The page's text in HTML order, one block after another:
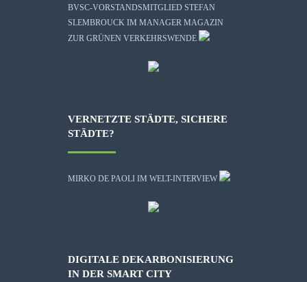
BVSC-VORSTANDSMITGLIED STEFAN
SLEMBROUCK IM MANAGER MAGAZIN
ZUR GRÜNEN VERKEHRSWENDE
VERNETZTE STÄDTE, SICHERE
STÄDTE?
MIRKO DE PAOLI IM WELT-INTERVIEW
DIGITALE DEKARBONISIERUNG
IN DER SMART CITY